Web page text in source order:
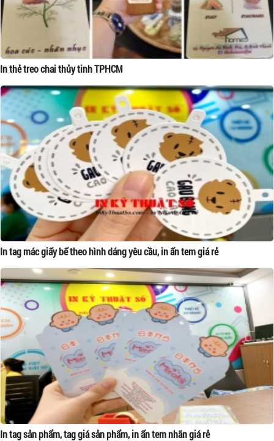
In thẻ treo chai thủy tinh TPHCM
In tag mác giấy bế theo hình dáng yêu cầu, in ấn tem giá rẻ
In tag sản phẩm, tag giá sản phẩm, in ấn tem nhãn giá rẻ